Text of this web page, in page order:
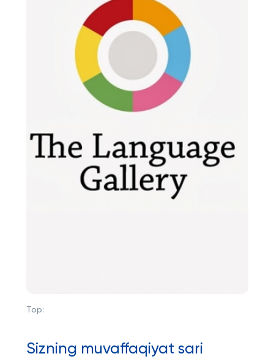
Top:
Sizning muvaffaqiyat sari